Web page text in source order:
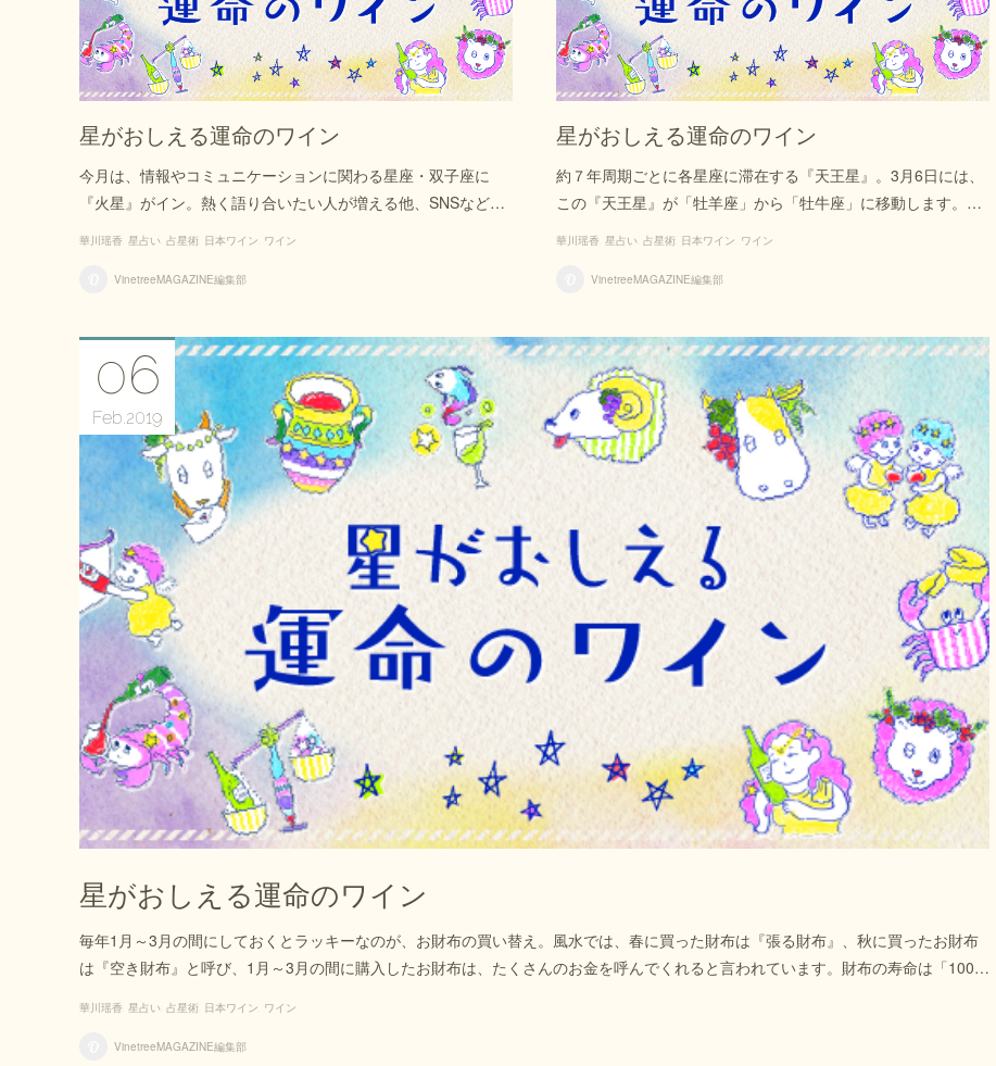
星がおしえる運命のワイン
今月は、情報やコミュニケーションに関わる星座・双子座に
『火星』がイン。熱く語り合いたい人が増える他、SNSなど…
華川瑶香 星占い 占星術 日本ワイン ワイン
VinetreeMAGAZINE編集部
星がおしえる運命のワイン
約７年周期ごとに各星座に滞在する『天王星』。3月6日には、
この『天王星』が「牡羊座」から「牡牛座」に移動します。…
華川瑶香 星占い 占星術 日本ワイン ワイン
VinetreeMAGAZINE編集部
星がおしえる運命のワイン
毎年1月～3月の間にしておくとラッキーなのが、お財布の買い替え。風水では、春に買った財布は『張る財布』、秋に買ったお財布
は『空き財布』と呼び、1月～3月の間に購入したお財布は、たくさんのお金を呼んでくれると言われています。財布の寿命は「100…
06
Feb 2019
華川瑶香 星占い 占星術 日本ワイン ワイン
VinetreeMAGAZINE編集部